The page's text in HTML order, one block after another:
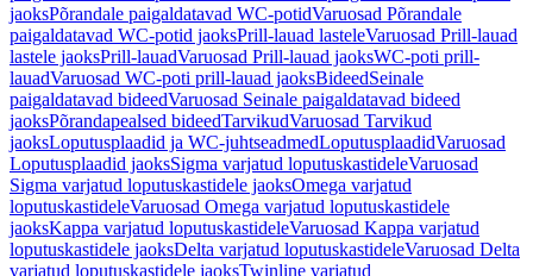
jaoksPõrandale paigaldatavad WC-potidVaruosad Põrandale
paigaldatavad WC-potid jaoksPrill-lauad lasteleVaruosad Prill-lauad
lastele jaoksPrill-lauadVaruosad Prill-lauad jaoksWC-poti prill-
lauadVaruosad WC-poti prill-lauad jaoksBideedSeinale
paigaldatavad bideedVaruosad Seinale paigaldatavad bideed
jaoksPõrandapealsed bideedTarvikudVaruosad Tarvikud
jaoksLoputusplaadid ja WC-juhtseadmedLoputusplaadidVaruosad
Loputusplaadid jaoksSigma varjatud loputuskastideleVaruosad
Sigma varjatud loputuskastidele jaoksOmega varjatud
loputuskastideleVaruosad Omega varjatud loputuskastidele
jaoksKappa varjatud loputuskastideleVaruosad Kappa varjatud
loputuskastidele jaoksDelta varjatud loputuskastideleVaruosad Delta
varjatud loputuskastidele jaoksTwinline varjatud